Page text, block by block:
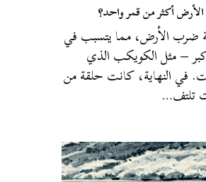
أكثر من قمر واحد؟
ضرب الأرض، مما يتسبب في
– مثل الكويكب الذي
في النهاية، كانت حلقة من
تلتف…